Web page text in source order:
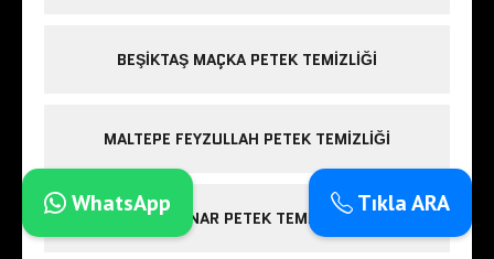
BEŞIKTAŞ MAÇKA PETEK TEMIZLIĞI
MALTEPE FEYZULLAH PETEK TEMIZLIĞI
GÜRPINAR PETEK TEMIZLIĞI
Tıkla ARA
WhatsApp